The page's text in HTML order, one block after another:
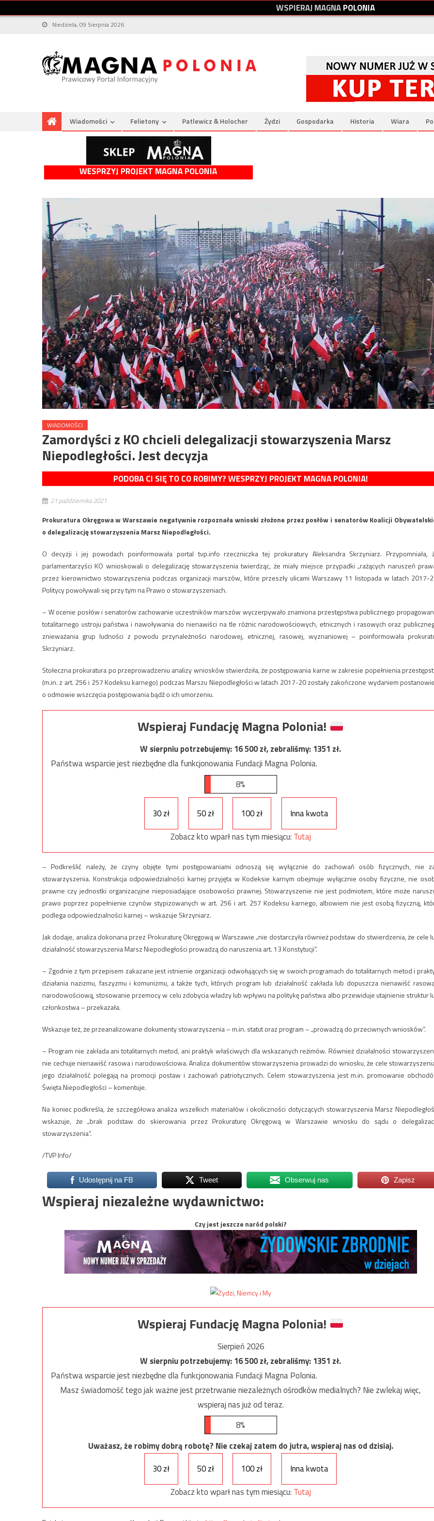
WSPIERAJMAGNAPOLONIA
Niedziela, 09 Sierpnia 2026
Wiadomości Felietony Patlewicz & Holocher Żydzi Gospodarka Historia Wiara
WESPRZYJ PROJEKT MAGNA POLONIA
WIADOMOŚCI
Zamordyści z KO chcieli delegalizacji stowarzyszenia Marsz
Niepodległości. Jest decyzja
PODOBA CI SIĘ TO CO ROBIMY? WESPRZYJ PROJEKT MAGNA POLONIA!
21 października 2021
Prokuratura Okręgowa w Warszawie negatywnie rozpoznała wnioski złożone przez posłów i senatorów Koalicji
o delegalizację stowarzyszenia Marsz Niepodległości.
O decyzji i jej powodach poinformowała portal tvp.info rzeczniczka tej prokuratury Aleksandra Skrzyniarz. Przypomniała,
parlamentarzyści KO wnioskowali o delegalizację stowarzyszenia twierdząc, że miały miejsce przypadki „rażących naruszeń
przez kierownictwo stowarzyszenia podczas organizacji marszów, które przeszły ulicami Warszawy 11 listopada w latach 2017-
Politycy powoływali się przy tym na Prawo o stowarzyszeniach.
– W ocenie posłów i senatorów zachowanie uczestników marszów wyczerpywało znamiona przestępstwa publicznego
totalitarnego ustroju państwa i nawoływania do nienawiści na tle różnic narodowościowych, etnicznych i rasowych oraz
znieważania grup ludności z powodu przynależności narodowej, etnicznej, rasowej, wyznaniowej – poinformowała
Skrzyniarz.
Stołeczna prokuratura po przeprowadzeniu analizy wniosków stwierdziła, że postępowania karne w zakresie popełnienia
(m.in. z art. 256 i 257 Kodeksu karnego) podczas Marszu Niepodległości w latach 2017-20 zostały zakończone wydaniem
o odmowie wszczęcia postępowania bądź o ich umorzeniu.
Wspieraj Fundację Magna Polonia!
W sierpniu potrzebujemy:16 500zł, zebraliśmy:1351 zł.
Państwa wsparcie jest niezbędne dla funkcjonowania Fundacji Magna Polonia.
8%
30 zł 50 zł 100 zł
Inna kwota
Zobacz kto wparł nas tym miesiącu: Tutaj
– Podkreślić należy, że czyny objęte tymi postępowaniami odnoszą się wyłącznie do zachowań osób fizycznych, nie
stowarzyszenia. Konstrukcja odpowiedzialności karnej przyjęta w Kodeksie karnym obejmuje wyłącznie osoby fizyczne, nie
prawne czy jednostki organizacyjne nieposiadające osobowości prawnej. Stowarzyszenie nie jest podmiotem, które może
prawo poprzez popełnienie czynów stypizowanych w art. 256 i art. 257 Kodeksu karnego, albowiem nie jest osobą fizyczną,
podlega odpowiedzialności karnej – wskazuje Skrzyniarz.
Jak dodaje, analiza dokonana przez Prokuraturę Okręgową w Warszawie „nie dostarczyła również podstaw do stwierdzenia, że cele
działalność stowarzyszenia Marsz Niepodległości prowadzą do naruszenia art. 13 Konstytucji”.
– Zgodnie z tym przepisem zakazane jest istnienie organizacji odwołujących się w swoich programach do totalitarnych metod i
działania nazizmu, faszyzmu i komunizmu, a także tych, których program lub działalność zakłada lub dopuszcza nienawiść
narodowościową, stosowanie przemocy w celu zdobycia władzy lub wpływu na politykę państwa albo przewiduje utajnienie struktur
członkostwa – przekazała.
Wskazuje też, że przeanalizowane dokumenty stowarzyszenia – m.in. statut oraz program – „prowadzą do przeciwnych wniosków”.
– Program nie zakłada ani totalitarnych metod, ani praktyk właściwych dla wskazanych reżimów. Również działalności
nie cechuje nienawiść rasowa i narodowościowa. Analiza dokumentów stowarzyszenia prowadzi do wniosku, że cele
jego działalność polegają na promocji postaw i zachowań patriotycznych. Celem stowarzyszenia jest m.in. promowanie
Święta Niepodległości – komentuje.
Na koniec podkreśla, że szczegółowa analiza wszelkich materiałów i okoliczności dotyczących stowarzyszenia Marsz
wskazuje, że „brak podstaw do skierowania przez Prokuraturę Okręgową w Warszawie wniosku do sądu o
stowarzyszenia”.
/TVP Info/
Udostępnij na FB Tweet Obserwuj nas Zapisz
Wspieraj niezależne wydawnictwo:
Czy jest jeszcze naród polski?
Wspieraj Fundację Magna Polonia!
Sierpień 2026
W sierpniu potrzebujemy:16 500zł, zebraliśmy:1351 zł.
Państwa wsparcie jest niezbędne dla funkcjonowania Fundacji Magna Polonia.
Masz świadomość tego jak ważne jest przetrwanie niezależnych ośrodków medialnych? Nie zwlekaj więc,
wspieraj nas już od teraz.
8%
Uważasz, że robimy dobrą robotę? Nie czekaj zatem do jutra, wspieraj nas od dzisiaj.
30 zł
50 zł 100 zł
Inna kwota
Zobacz kto wparł nas tym miesiącu: Tutaj